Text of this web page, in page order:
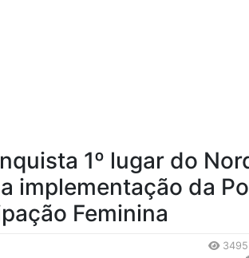
1º lugar do
implementação da
Feminina
3495